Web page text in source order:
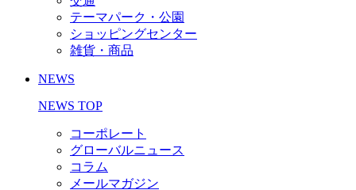
テーマパーク・公園
ショッピングセンター
雑貨・商品
NEWS
NEWS TOP
コーポレート
グローバルニュース
コラム
メールマガジン